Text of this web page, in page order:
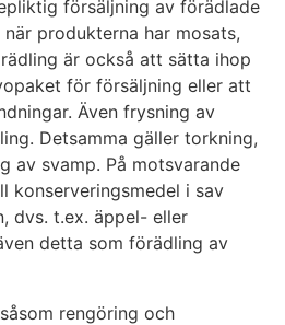
försäljning av förädlade
produkterna har mosats,
är också att sätta ihop
för försäljning eller att
Även frysning av
Detsamma gäller torkning,
av svamp. På motsvarande
konserveringsmedel i sav
dvs. t.ex. äppel- eller
detta som förädling av
rengöring och